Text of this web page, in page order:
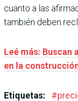
cuanto a las
también deben
Leé más:
en la
Etiquetas: #